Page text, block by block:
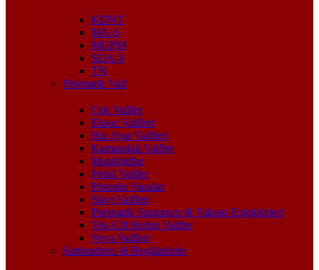
KDNT
MA-S
MGPM
SDA-S
TN
Pnömatik Valf
Çek Valfler
Eksoz Valfleri
Hız Ayar Valfleri
Kumandalı Valfler
Manifoldlar
Pedal Valfler
Pistonlu Vanalar
Slayt Valfleri
Pnömatik Susturucu & Vakum Enjektörleri
Tek-Çift Bobin Valfler
Veya Valfleri
Şartlandırıcı & Regülatörler